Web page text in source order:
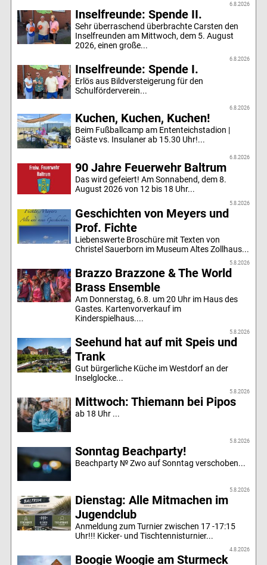
6.8.2026
Inselfreunde: Spende II.
Sehr überraschend überbrachte Carsten den
Inselfreunden am Mittwoch, dem 5. August
2026, einen große...
6.8.2026
Inselfreunde: Spende I.
Erlös aus Bildversteigerung für den
Schulförderverein...
6.8.2026
Kuchen, Kuchen, Kuchen!
Beim Fußballcamp am Ententeichstadion |
Gäste vs. Insulaner ab 15.30 Uhr!...
6.8.2026
90 Jahre Feuerwehr Baltrum
Das wird gefeiert! Am Sonnabend, dem 8.
August 2026 von 12 bis 18 Uhr...
5.8.2026
Geschichten von Meyers und
Prof. Fichte
Liebenswerte Broschüre mit Texten von
Christel Sauerborn im Museum Altes Zollhaus...
5.8.2026
Brazzo Brazzone & The World
Brass Ensemble
Am Donnerstag, 6.8. um 20 Uhr im Haus des
Gastes. Kartenvorverkauf im
Kinderspielhaus....
5.8.2026
Seehund hat auf mit Speis und
Trank
Gut bürgerliche Küche im Westdorf an der
Inselglocke...
5.8.2026
Mittwoch: Thiemann bei Pipos
ab 18 Uhr ...
5.8.2026
Sonntag Beachparty!
Beachparty № Zwo auf Sonntag verschoben...
5.8.2026
Dienstag: Alle Mitmachen im
Jugendclub
Anmeldung zum Turnier zwischen 17 -17:15
Uhr!!! Kicker- und Tischtennisturnier...
4.8.2026
Boogie Woogie am Sturmeck